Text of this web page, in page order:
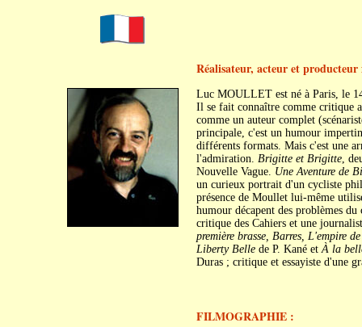
Réalisateur, acteur et producteur
Luc MOULLET est né à Paris, le
Il se fait connaître comme critique
comme un auteur complet
principale, c'est un humour
différents formats. Mais c'est une
l'admiration. Brigitte et Brigitte,
Nouvelle Vague. Une Aventure de
un curieux portrait d'un cycliste
présence de Moullet lui-même
humour décapent des problèmes
critique des Cahiers et une
première brasse, Barres, L'empire
Liberty Bellede P. Kané etÀ la
Duras ; critique et essayiste d'une
FILMOGRAPHIE :